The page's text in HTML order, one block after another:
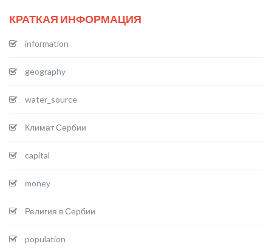
КРАТКАЯ ИНФОРМАЦИЯ
information
geography
water_source
Климат Сербии
capital
money
Религия в Сербии
population